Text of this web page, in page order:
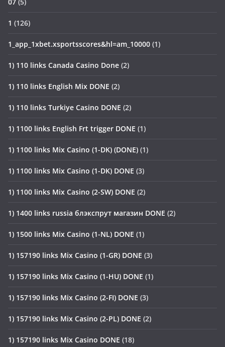
1 (126)
1_app_1xbet.xsportsscores&hl=am_10000 (1)
1) 110 links Canada Casino Done (2)
1) 110 links English Mix DONE (2)
1) 110 links Turkiye Casino DONE (2)
1) 1100 links English Frt trigger DONE (1)
1) 1100 links Mix Casino (1-DK) (DONE) (1)
1) 1100 links Mix Casino (1-DK) DONE (3)
1) 1100 links Mix Casino (2-SW) DONE (2)
1) 1400 links russia блэкспрут магазин DONE (2)
1) 1500 links Mix Casino (1-NL) DONE (1)
1) 157190 links Mix Casino (1-GR) DONE (3)
1) 157190 links Mix Casino (1-HU) DONE (1)
1) 157190 links Mix Casino (2-FI) DONE (3)
1) 157190 links Mix Casino (2-PL) DONE (2)
1) 157190 links Mix Casino DONE (18)